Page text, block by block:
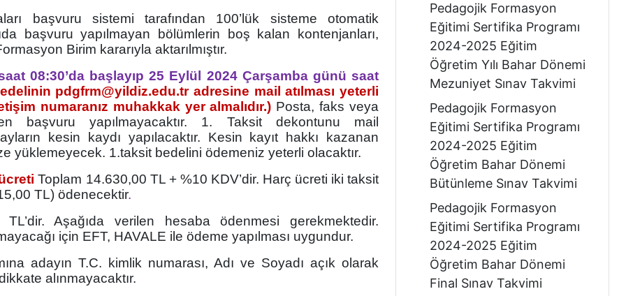
başvuru sistemi tarafından 100’lük sisteme otomatik
başvuru yapılmayan bölümlerin boş kalan kontenjanları,
Birim kararıyla aktarılmıştır.
08:30’da başlayıp 25 Eylül 2024 Çarşamba günü saat
pdgfrm@yildiz.edu.tradresine mail atılması yeterli
numaranız muhakkak yer almalıdır.) Posta, faks veya
yapılmayacaktır. 1. Taksit dekontunu mail
kesin kaydı yapılacaktır. Kesin kayıt hakkı kazanan
yüklemeyecek. 1.taksit bedelini ödemeniz yeterli olacaktır.
Toplam 14.630,00 TL + %10 KDV’dir. Harç ücreti iki taksit
TL) ödenecektir.
. Aşağıda verilen hesaba ödenmesi gerekmektedir.
için EFT, HAVALE ile ödeme yapılması uygundur.
adayın T.C. kimlik numarası, Adı ve Soyadı açık olarak
alınmayacaktır.
Pedagojik Formasyon
Eğitimi Sertifika Programı
2024-2025 Eğitim
Öğretim Yılı Bahar Dönemi
Mezuniyet Sınav Takvimi
Pedagojik Formasyon
Eğitimi Sertifika Programı
2024-2025 Eğitim
Öğretim Bahar Dönemi
Bütünleme Sınav Takvimi
Pedagojik Formasyon
Eğitimi Sertifika Programı
2024-2025 Eğitim
Öğretim Bahar Dönemi
Final Sınav Takvimi